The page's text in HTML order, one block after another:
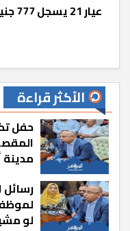
عيار 21 يسجل 777 جنيهًا.. أسعار الذهب اليوم الاثنين
الأكثر قراءة
حفل
مدينة
لو